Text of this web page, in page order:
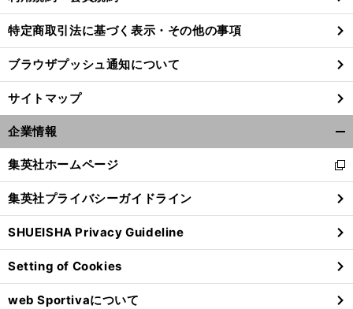
特定商取引法に基づく表示・その他の事項
ブラウザプッシュ通知について
サイトマップ
企業情報
閉
る
集英社ホームページ
新
し
い
ウ
ィ
ン
ド
ウ
で
集英社プライバシーガイドライン
SHUEISHA Privacy Guideline
Setting of Cookies
web Sportivaについて